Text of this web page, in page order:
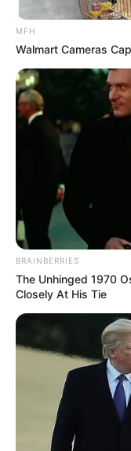
4. Kandung
magnesium lebih
MFH
Walmart Cameras
BRAINBERRIES
The Unhinged 1970
Closely At His Tie